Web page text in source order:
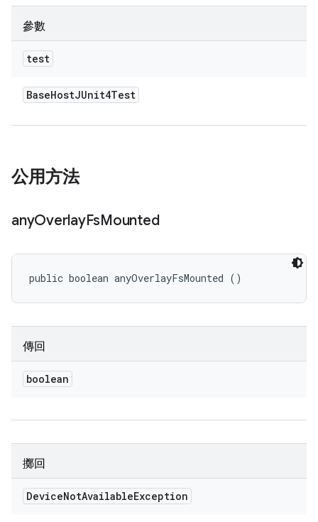
參數
test
BaseHostJUnit4Test
公用方法
anyOverlayFsMounted
public boolean anyOverlayFsMounted ()
傳回
boolean
擲回
DeviceNotAvailableException